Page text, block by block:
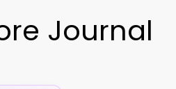
Journal